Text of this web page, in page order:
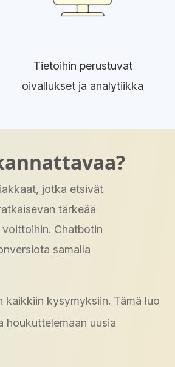
Tietoihin perustuvat
oivallukset ja analytiikka
jotka etsivät
tärkeää
Chatbotin
samalla
kysymyksiin. Tämä luo
houkuttelemaan uusia